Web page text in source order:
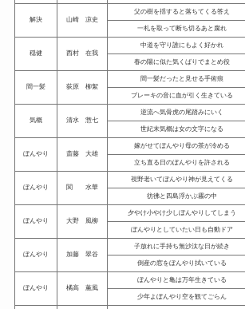
解決 山崎 凉史
父の樹を揺すると落ちてくる答え
一札を取って断ち切るあと腐れ
穏健 西村 在我
中道を守り誰にもよく好かれ
春の陽に似た気くばりでまとめ役
間一髪 荻原 柳絮
間一髪だったと見せる手術痕
ブレーキの音に血が引く生きている
気概 清水 惣七
逆流へ気骨虎の尾踏みにいく
世紀末気概は女の文字になる
ぼんやり 斎藤 大雄
嫁がせてぼんやり母の茶が冷める
立ち直る日のぼんやりを許される
ぼんやり 関 水華
視野老いてぼんやり神が見えてくる
彷彿と四島浮かぶ霧の中
ぼんやり 大野 風柳
夕やけ小やけ少しぼんやりしてしまう
ぼんやりとしていたい日も自動ドア
ぼんやり 加藤 翠谷
子放れに手持ち無沙汰な日が続き
倒産の窓をぼんやり拭いている
ぼんやり 橘高 薫風
ぼんやりと亀は万年生きている
少年よぼんやり空を観てごらん